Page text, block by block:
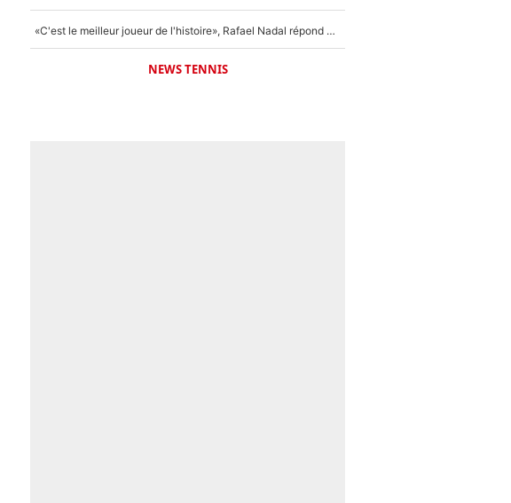
«C'est le meilleur joueur de l'histoire», Rafael Nadal répond à la question que tout le monde se pose !
NEWS TENNIS